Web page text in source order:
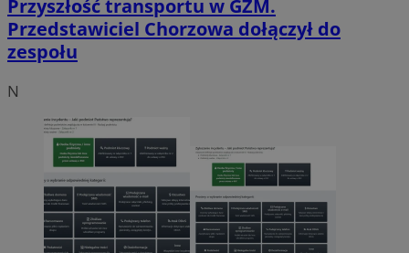
Przyszłość transportu w GZM.
Przedstawiciel Chorzowa dołączył do
zespołu
N